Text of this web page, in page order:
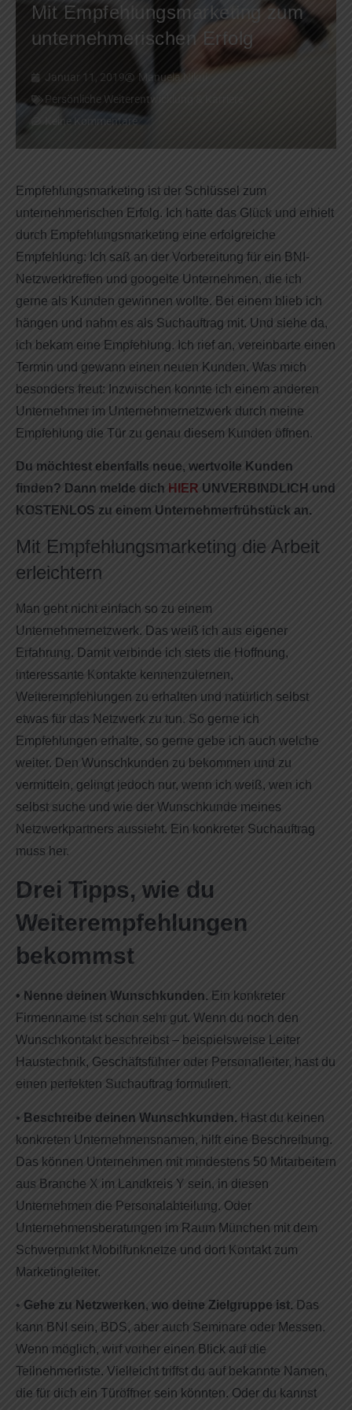
Mit Empfehlungsmarketing zum
unternehmerischen Erfolg
Januar 11, 2019
Manuela Nikui
Persönliche Weiterentwicklung & Karriere
Keine Kommentare
Empfehlungsmarketing ist der Schlüssel zum
unternehmerischen Erfolg. Ich hatte das Glück und erhielt
durch Empfehlungsmarketing eine erfolgreiche
Empfehlung: Ich saß an der Vorbereitung für ein BNI-
Netzwerktreffen und googelte Unternehmen, die ich
gerne als Kunden gewinnen wollte. Bei einem blieb ich
hängen und nahm es als Suchauftrag mit. Und siehe da,
ich bekam eine Empfehlung. Ich rief an, vereinbarte einen
Termin und gewann einen neuen Kunden. Was mich
besonders freut: Inzwischen konnte ich einem anderen
Unternehmer im Unternehmernetzwerk durch meine
Empfehlung die Tür zu genau diesem Kunden öffnen.
Du möchtest ebenfalls neue, wertvolle Kunden
finden? Dann melde dich HIER UNVERBINDLICH und
KOSTENLOS zu einem Unternehmerfrühstück an.
Mit Empfehlungsmarketing die Arbeit
erleichtern
Man geht nicht einfach so zu einem
Unternehmernetzwerk. Das weiß ich aus eigener
Erfahrung. Damit verbinde ich stets die Hoffnung,
interessante Kontakte kennenzulernen,
Weiterempfehlungen zu erhalten und natürlich selbst
etwas für das Netzwerk zu tun. So gerne ich
Empfehlungen erhalte, so gerne gebe ich auch welche
weiter. Den Wunschkunden zu bekommen und zu
vermitteln, gelingt jedoch nur, wenn ich weiß, wen ich
selbst suche und wie der Wunschkunde meines
Netzwerkpartners aussieht. Ein konkreter Suchauftrag
muss her.
Drei Tipps, wie du
Weiterempfehlungen
bekommst
• Nenne deinen Wunschkunden. Ein konkreter
Firmenname ist schon sehr gut. Wenn du noch den
Wunschkontakt beschreibst – beispielsweise Leiter
Haustechnik, Geschäftsführer oder Personalleiter, hast du
einen perfekten Suchauftrag formuliert.
• Beschreibe deinen Wunschkunden. Hast du keinen
konkreten Unternehmensnamen, hilft eine Beschreibung.
Das können Unternehmen mit mindestens 50 Mitarbeitern
aus Branche X im Landkreis Y sein, in diesen
Unternehmen die Personalabteilung. Oder
Unternehmensberatungen im Raum München mit dem
Schwerpunkt Mobilfunknetze und dort Kontakt zum
Marketingleiter.
• Gehe zu Netzwerken, wo deine Zielgruppe ist. Das
kann BNI sein, BDS, aber auch Seminare oder Messen.
Wenn möglich, wirf vorher einen Blick auf die
Teilnehmerliste. Vielleicht triffst du auf bekannte Namen,
die für dich ein Türöffner sein könnten. Oder du kannst